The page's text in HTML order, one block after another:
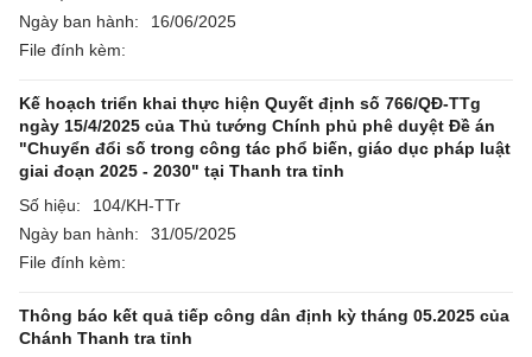
Ngày ban hành:
16/06/2025
File đính kèm:
Kế hoạch triển khai thực hiện Quyết định số 766/QĐ-TTg
ngày 15/4/2025 của Thủ tướng Chính phủ phê duyệt Đề án
"Chuyển đổi số trong công tác phổ biến, giáo dục pháp luật
giai đoạn 2025 - 2030" tại Thanh tra tỉnh
Số hiệu:
104/KH-TTr
Ngày ban hành:
31/05/2025
File đính kèm:
Thông báo kết quả tiếp công dân định kỳ tháng 05.2025 của
Chánh Thanh tra tỉnh